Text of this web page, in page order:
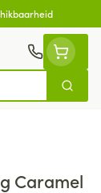
Zoek
Caramel